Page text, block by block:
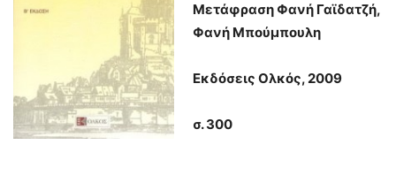
Μετάφραση Φανή Γαϊδατζή,
Φανή Μπούμπουλη
Εκδόσεις Ολκός, 2009
σ. 300